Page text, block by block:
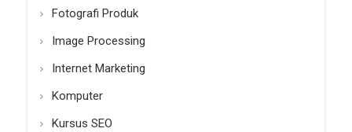
Fotografi Produk
Image Processing
Internet Marketing
Komputer
Kursus SEO